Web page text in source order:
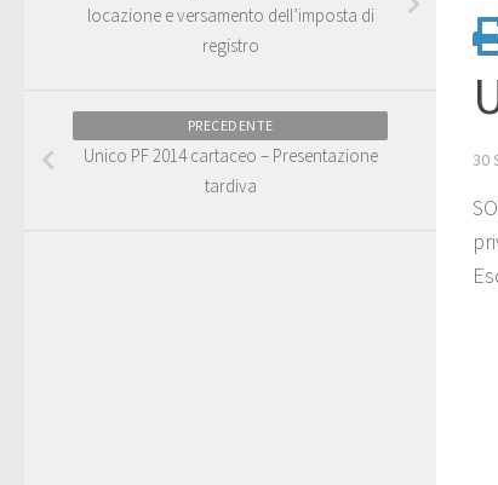
30
locazione e versamento dell’imposta di
registro
PRECEDENTE
Unico PF 2014 cartaceo – Presentazione
tardiva